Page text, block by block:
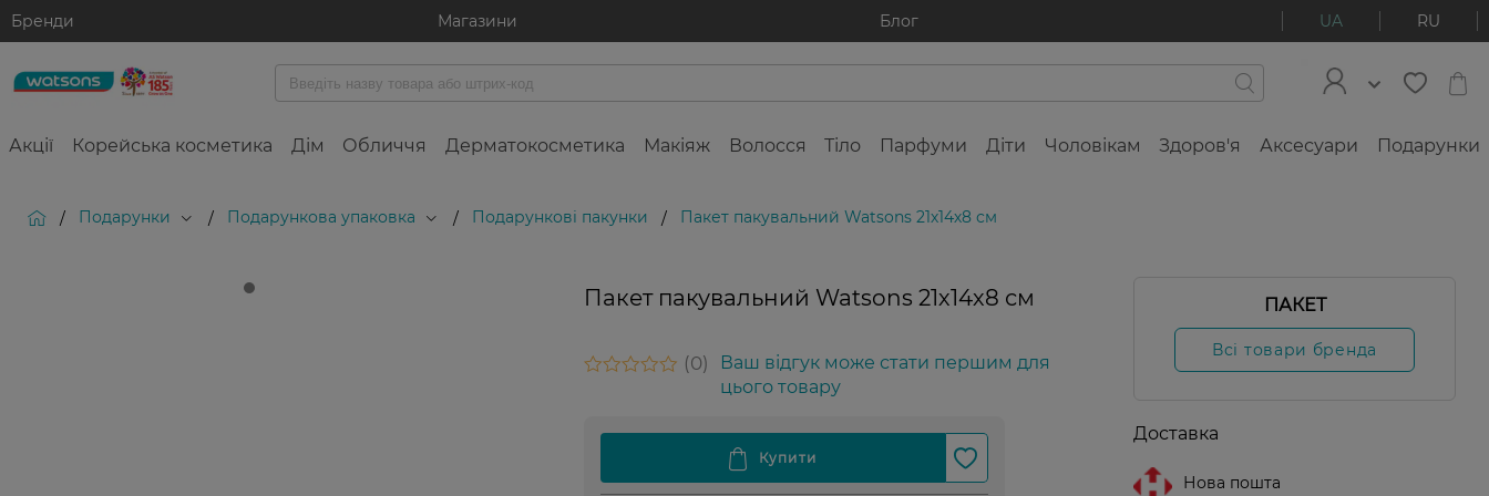
Бренди Магазини Блог UA RU
Акції Корейська косметика Дім Обличчя Дерматокосметика Макіяж Волосся Тіло Парфуми Діти Чоловікам Здоров'я Аксесуари Подарунки
/ Подарунки / Подарункова упаковка / Подарункові пакунки / Пакет пакувальний Watsons 21х14х8 см
Пакет пакувальний Watsons 21х14х8 см
0
Ваш відгук може стати першим для
цього товару
ПАКЕТ
Всі товари бренда
Доставка
Нова пошта